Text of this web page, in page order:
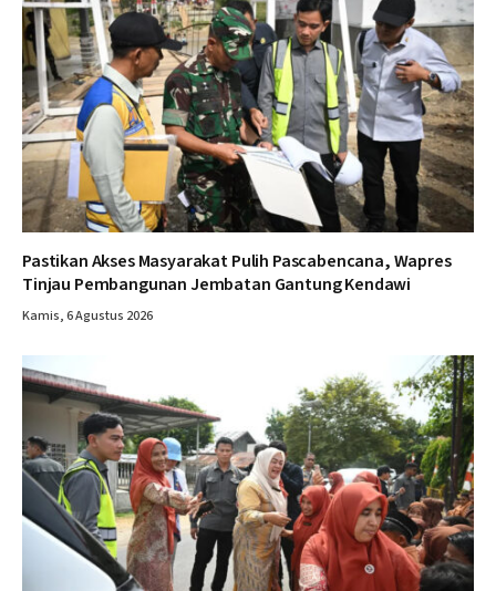
Pastikan Akses Masyarakat Pulih Pascabencana, Wapres
Tinjau Pembangunan Jembatan Gantung Kendawi
Kamis, 6 Agustus 2026